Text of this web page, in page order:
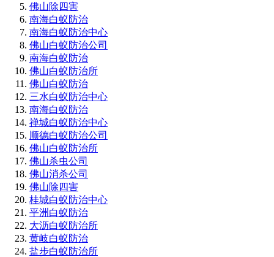
佛山除四害
南海白蚁防治
南海白蚁防治中心
佛山白蚁防治公司
南海白蚁防治
佛山白蚁防治所
佛山白蚁防治
三水白蚁防治中心
南海白蚁防治
禅城白蚁防治中心
顺德白蚁防治公司
佛山白蚁防治所
佛山杀虫公司
佛山消杀公司
佛山除四害
桂城白蚁防治中心
平洲白蚁防治
大沥白蚁防治所
黄岐白蚁防治
盐步白蚁防治所